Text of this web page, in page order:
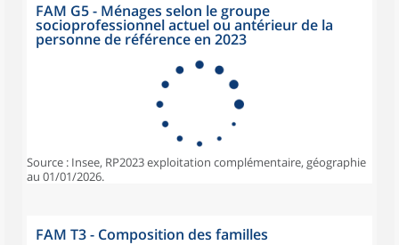
FAM G5 - Ménages selon le groupe
socioprofessionnel actuel ou antérieur de la
personne de référence en 2023
Source : Insee, RP2023 exploitation complémentaire, géographie
au 01/01/2026.
FAM T3 - Composition des familles